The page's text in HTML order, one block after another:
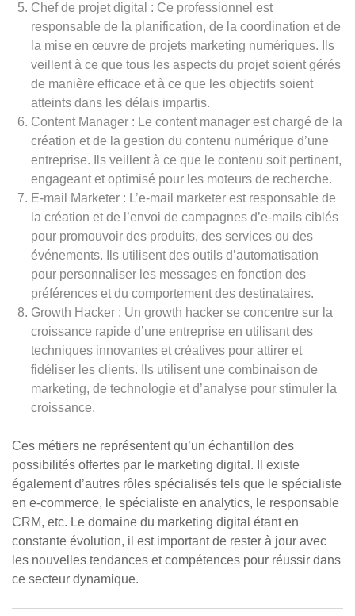
Chef de projet digital : Ce professionnel est
responsable de la planification, de la coordination et de
la mise en œuvre de projets marketing numériques. Ils
veillent à ce que tous les aspects du projet soient gérés
de manière efficace et à ce que les objectifs soient
atteints dans les délais impartis.
Content Manager : Le content manager est chargé de la
création et de la gestion du contenu numérique d’une
entreprise. Ils veillent à ce que le contenu soit pertinent,
engageant et optimisé pour les moteurs de recherche.
E-mail Marketer : L’e-mail marketer est responsable de
la création et de l’envoi de campagnes d’e-mails ciblés
pour promouvoir des produits, des services ou des
événements. Ils utilisent des outils d’automatisation
pour personnaliser les messages en fonction des
préférences et du comportement des destinataires.
Growth Hacker : Un growth hacker se concentre sur la
croissance rapide d’une entreprise en utilisant des
techniques innovantes et créatives pour attirer et
fidéliser les clients. Ils utilisent une combinaison de
marketing, de technologie et d’analyse pour stimuler la
croissance.
Ces métiers ne représentent qu’un échantillon des
possibilités offertes par le marketing digital. Il existe
également d’autres rôles spécialisés tels que le spécialiste
en e-commerce, le spécialiste en analytics, le responsable
CRM, etc. Le domaine du marketing digital étant en
constante évolution, il est important de rester à jour avec
les nouvelles tendances et compétences pour réussir dans
ce secteur dynamique.